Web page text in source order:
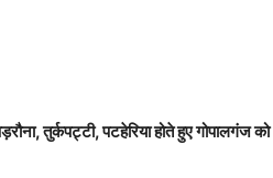
तुर्कपट्टी, पटहेरिया होते हुए गोपालगंज को